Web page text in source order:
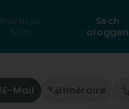
Reverse
Sich
Sech
aloggen
E-Mail Itinéraire